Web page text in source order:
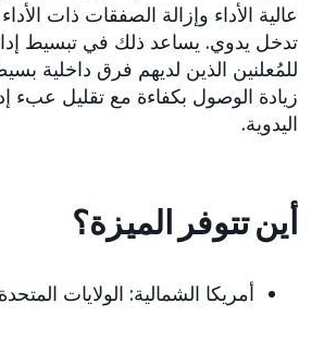
عالية الأداء وإزالة الصفقات ذات
تدخل يدوي. يساعد ذلك في تبسيط
للمُعلنين الذين لديهم فرق داخلية
زيادة الوصول بكفاءة مع تقليل عبء
اليدوية.
أين تتوفر الميزة؟
أمريكا الشمالية: الولايات المتحدة